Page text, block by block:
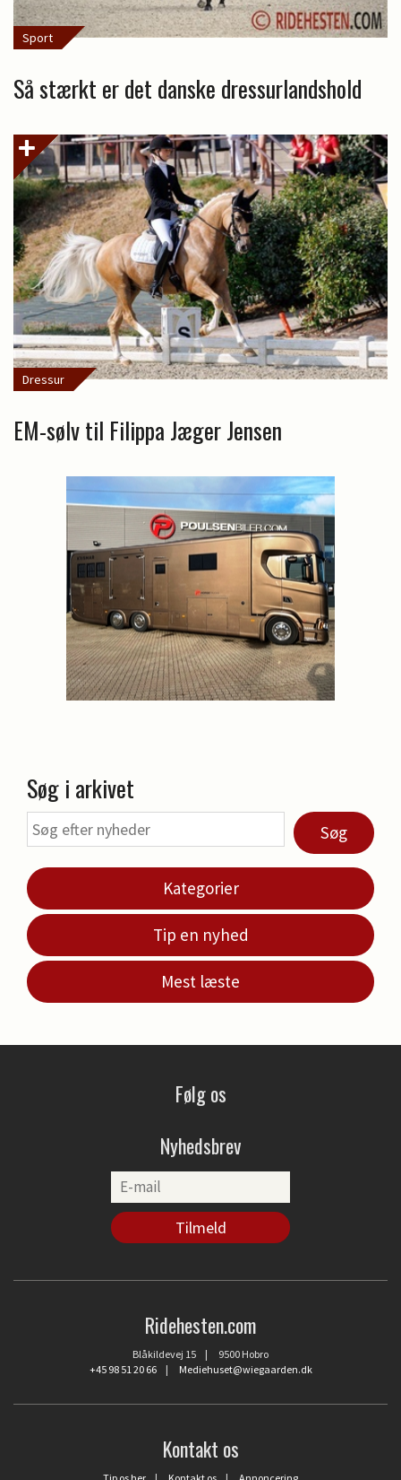
Sport
Så stærkt er det danske dressurlandshold
Dressur
EM-sølv til Filippa Jæger Jensen
Søg i arkivet
Søg
Kategorier
Tip en nyhed
Mest læste
Følg os
Nyhedsbrev
Ridehesten.com
Blåkildevej 15 | 9500 Hobro
+45 98 51 20 66| Mediehuset@wiegaarden.dk
Kontakt os